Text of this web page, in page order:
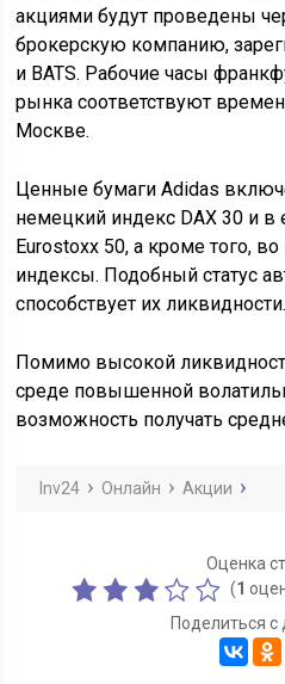
акциями будут проведены
брокерскую компанию,
и BATS. Рабочие часы
рынка соответствуют
Москве.
Ценные бумаги Adidas
немецкий индекс DAX 30 и в
Eurostoxx 50, а кроме того,
индексы. Подобный статус
способствует их ликвидности.
Помимо высокой
среде повышенной
возможность получать
Inv24 Онлайн Акции
Оценка
(1
Поделиться с